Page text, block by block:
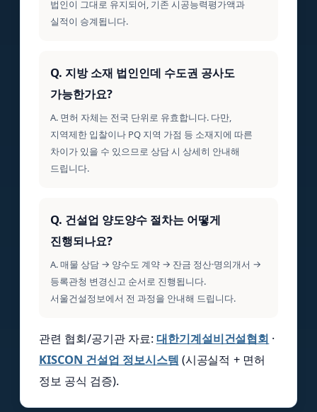
법인이 그대로 유지되어, 기존 시공능력평가액과
실적이 승계됩니다.
Q. 지방 소재 법인인데 수도권 공사도
가능한가요?
A. 면허 자체는 전국 단위로 유효합니다. 다만,
지역제한 입찰이나 PQ 지역 가점 등 소재지에 따른
차이가 있을 수 있으므로 상담 시 상세히 안내해
드립니다.
Q. 건설업 양도양수 절차는 어떻게
진행되나요?
A. 매물 상담 → 양수도 계약 → 잔금 정산·명의개서 →
등록관청 변경신고 순서로 진행됩니다.
서울건설정보에서 전 과정을 안내해 드립니다.
관련 협회/공기관 자료:대한기계설비건설협회 ·
KISCON 건설업 정보시스템 (시공실적 + 면허
정보 공식 검증).